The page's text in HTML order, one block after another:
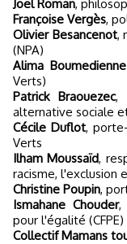
Joël Roman,
Françoise Vergès,
Olivier Besancenot,
(NPA)
Alima
Verts)
Patrick Braouezec,
alternative sociale
Cécile Duflot,
Verts
Ilham Moussaïd,
racisme, l'exclusion
Christine Poupin,
Ismahane Chouder,
pour l'égalité (CFPE)
Collectif Mamans